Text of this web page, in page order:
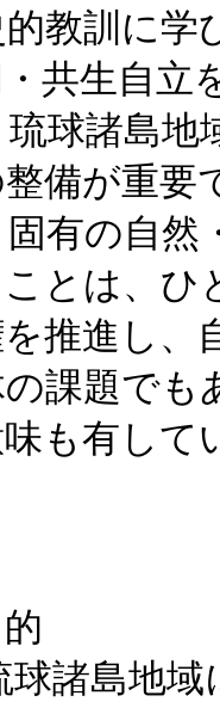
教訓に学
共生自立
球諸島地
備が重要
有の自然
とは、ひ
推進し、
課題で
も有して
諸島地域